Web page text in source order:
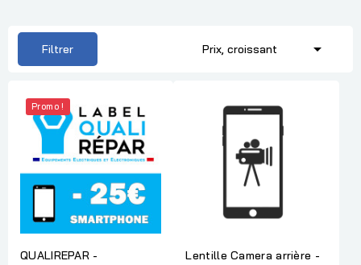
Filtrer Prix, croissant 
Promo !
QUALIREPAR -
Lentille Camera arrière -